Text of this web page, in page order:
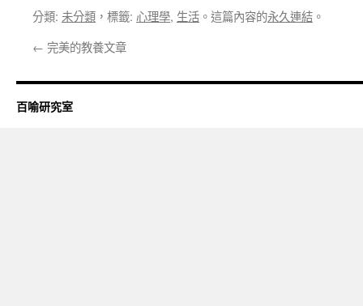
分類: 未分類 ，標籤: 心理學, 生活 。這篇內容的永久連結 。
← 完美的教養文章
百喻研究室